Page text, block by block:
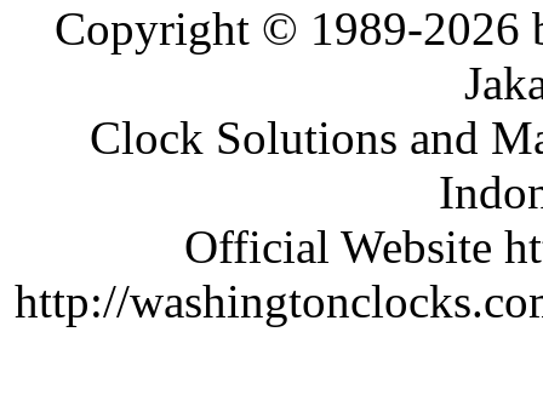
Copyright © 1989-2026
Clock Solutions and
Official Website
http://